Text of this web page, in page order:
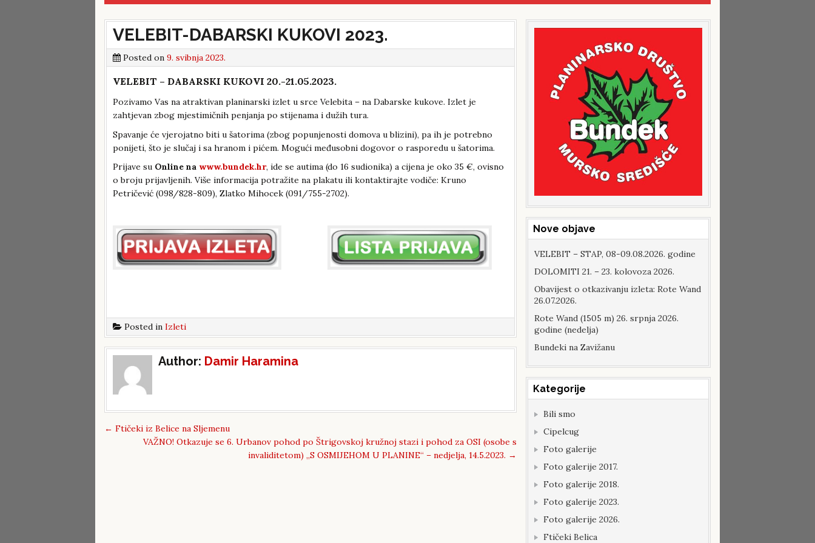
VELEBIT-DABARSKI KUKOVI 2023.
Posted on 9. svibnja 2023.
VELEBIT – DABARSKI KUKOVI 20.-21.05.2023.
Pozivamo Vas na atraktivan planinarski izlet u srce Velebita – na Dabarske kukove. Izlet je
zahtjevan zbog mjestimičnih penjanja po stijenama i dužih tura.
Spavanje će vjerojatno biti u šatorima (zbog popunjenosti domova u blizini), pa ih je potrebno
ponijeti, što je slučaj i sa hranom i pićem. Mogući međusobni dogovor o rasporedu u šatorima.
Prijave su Online na www.bundek.hr, ide se autima (do 16 sudionika) a cijena je oko 35 €, ovisno
o broju prijavljenih. Više informacija potražite na plakatu ili kontaktirajte vodiče: Kruno
Petričević (098/828-809), Zlatko Mihocek (091/755-2702).
Posted in Izleti
Author: Damir Haramina
Post
navigation
← Ftičeki iz Belice na Sljemenu
VAŽNO! Otkazuje se 6. Urbanov pohod po Štrigovskoj kružnoj stazi i pohod za OSI (osobe s
invaliditetom) „S OSMIJEHOM U PLANINE“ – nedjelja, 14.5.2023. →
Nove objave
VELEBIT – STAP, 08-09.08.2026. godine
DOLOMITI 21. – 23. kolovoza 2026.
Obavijest o otkazivanju izleta: Rote Wand
26.07.2026.
Rote Wand (1505 m) 26. srpnja 2026.
godine (nedelja)
Bundeki na Zavižanu
Kategorije
Bili smo
Cipelcug
Foto galerije
Foto galerije 2017.
Foto galerije 2018.
Foto galerije 2023.
Foto galerije 2026.
Ftičeki Belica